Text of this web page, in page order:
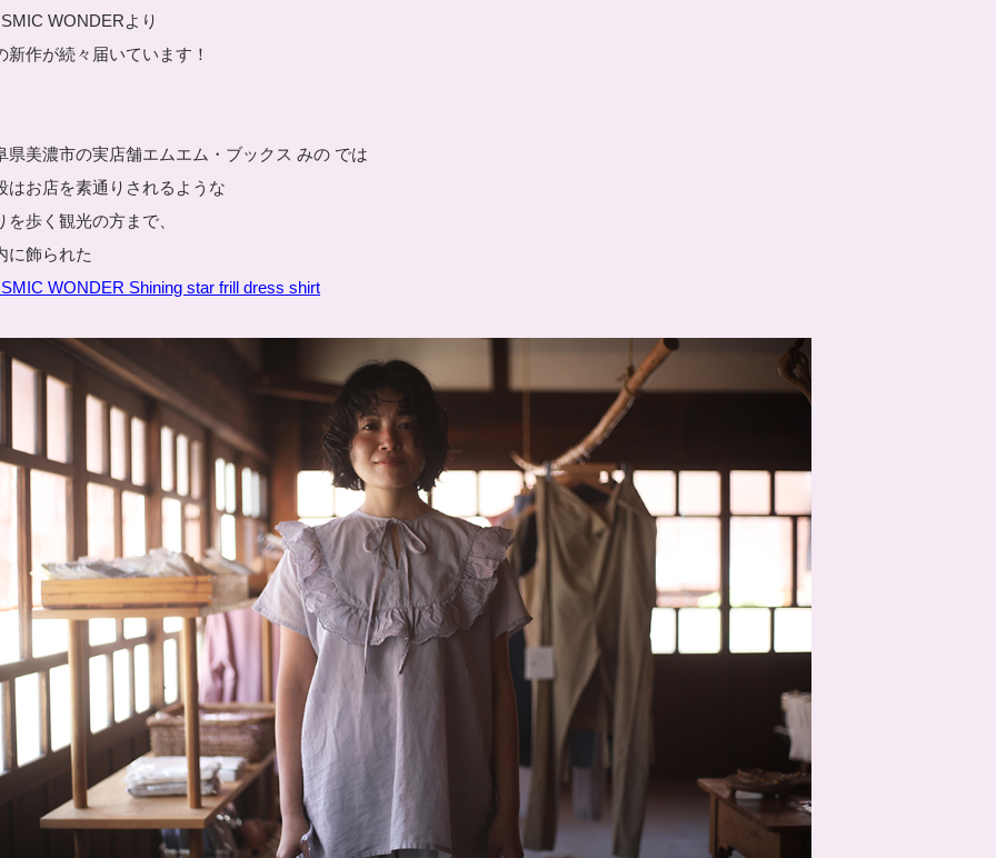
WONDERより
新作が続々届いています！
県美濃市の実店舗エムエム・ブックス みの では
はお店を素通りされるような
を歩く観光の方まで、
に飾られた
WONDER Shining star frill dress shirt